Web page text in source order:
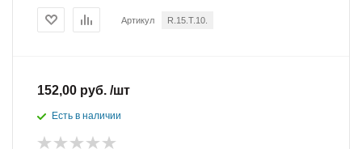
Артикул R.15.T.10.
152,00 руб. /шт
Есть в наличии